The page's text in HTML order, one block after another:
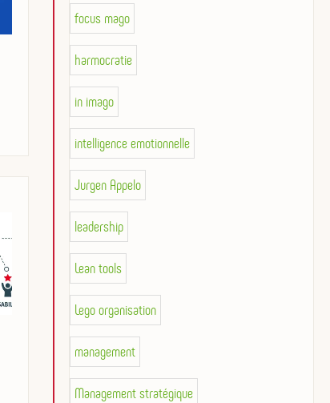
focus mago
harmocratie
in imago
intelligence emotionnelle
Jurgen Appelo
leadership
Lean tools
Lego organisation
management
Management stratégique